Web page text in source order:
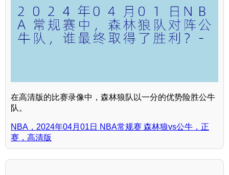
在高清版的比赛录像中，森林狼队以一分的优势险胜公牛
队。
NBA，2024年04月01日 NBA常规赛 森林狼vs公牛，正
赛，高清版